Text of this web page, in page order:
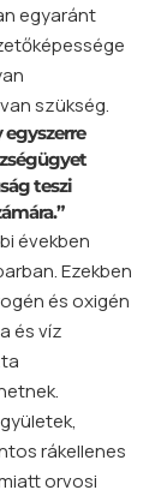
egyaránt
szükség.
teszi
években
Ezekben
ésoxigén
és víz
rákellenes
orvosi